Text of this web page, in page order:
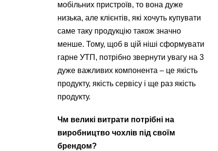
мобільних пристроїв, то вона дуже
низька, але клієнтів, які хочуть купувати
саме таку продукцію також значно
менше. Тому, щоб в цій ніші сформувати
гарне УТП, потрібно звернути увагу на 3
дуже важливих компонента – це якість
продукту, якість сервісу і ще раз якість
продукту.
Чм великі витрати потрібні на
виробництво чохлів під своїм
брендом?